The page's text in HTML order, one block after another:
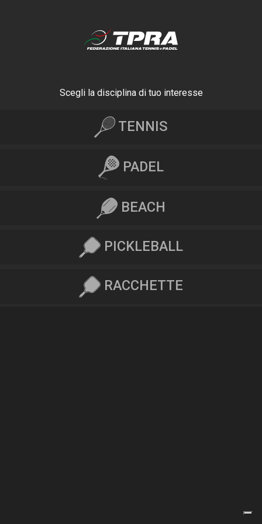
Scegli la disciplina di tuo interesse
TENNIS
PADEL
BEACH
PICKLEBALL
RACCHETTE